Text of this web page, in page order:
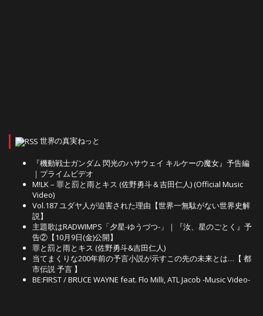
世界の真実ねっと
『機動戦士ガンダム 閃光のハサウェイ キルケーの魔女』予告編
｜プライムビデオ
M!LK – 罪と罰と雨とキス (佐野勇斗＆吉田仁人) (Official Music
Video)
Vol.187 ユダヤ人が迫害された理由【世界一無駄がない世界史解
説】
主題歌はRADWIMPS「夕星-ゆうづつ-」｜『汝、星のごとく』予
告②【10月9日(金)公開】
罪と罰と雨とキス (佐野勇斗&吉田仁人)
当てまくりな200年前の予言小説が示すこの先の未来とは…【 都
市伝説 予言 】
BE:FIRST / BRUCE WAYNE feat. Flo Milli, ATL Jacob -Music Video-